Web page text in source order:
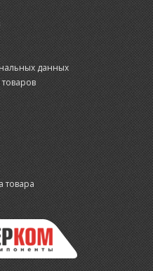
данных
товара